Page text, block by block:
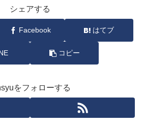
シェアする
Facebook はてブ
コピー
をフォローする